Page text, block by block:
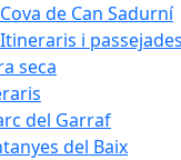
Cova de Can Sadurní
Itineraris i
seca
del Garraf
del Baix